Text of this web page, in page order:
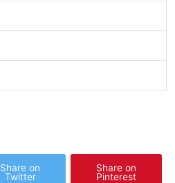
Share on
Twitter
Share on
Pinterest